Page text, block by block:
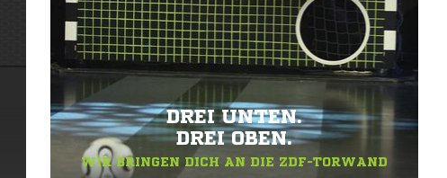
DREI UNTEN.
DREI OBEN.
WIR BRINGEN DICH AN DIE ZDF-TORWAND